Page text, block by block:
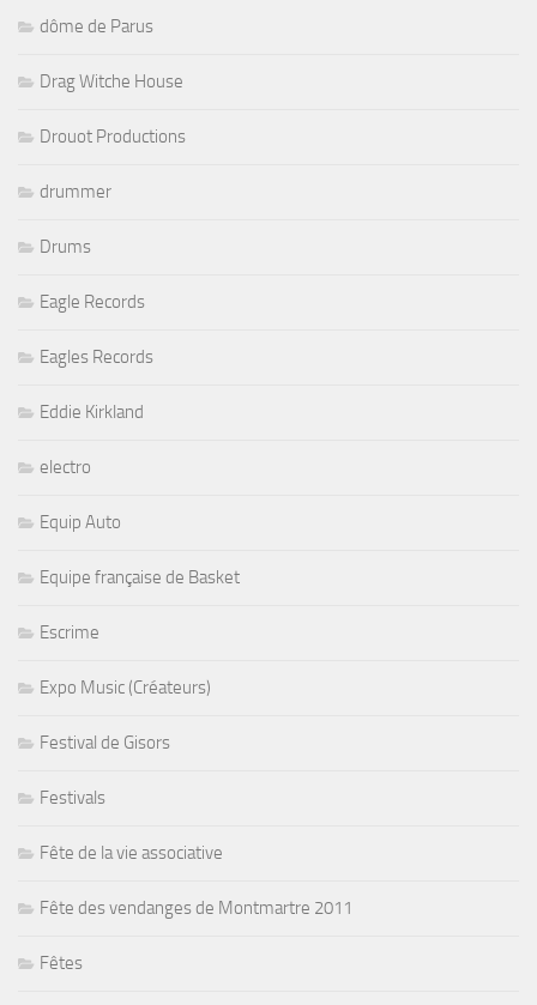
dôme de Parus
Drag Witche House
Drouot Productions
drummer
Drums
Eagle Records
Eagles Records
Eddie Kirkland
electro
Equip Auto
Equipe française de Basket
Escrime
Expo Music (Créateurs)
Festival de Gisors
Festivals
Fête de la vie associative
Fête des vendanges de Montmartre 2011
Fêtes